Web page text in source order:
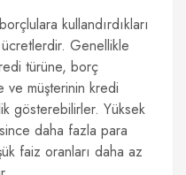
kullandırdıkları
ücretlerdir. Genellikle
türüne, borç
ve müşterinin kredi
gösterebilirler. Yüksek
daha fazla para
faiz oranları daha az